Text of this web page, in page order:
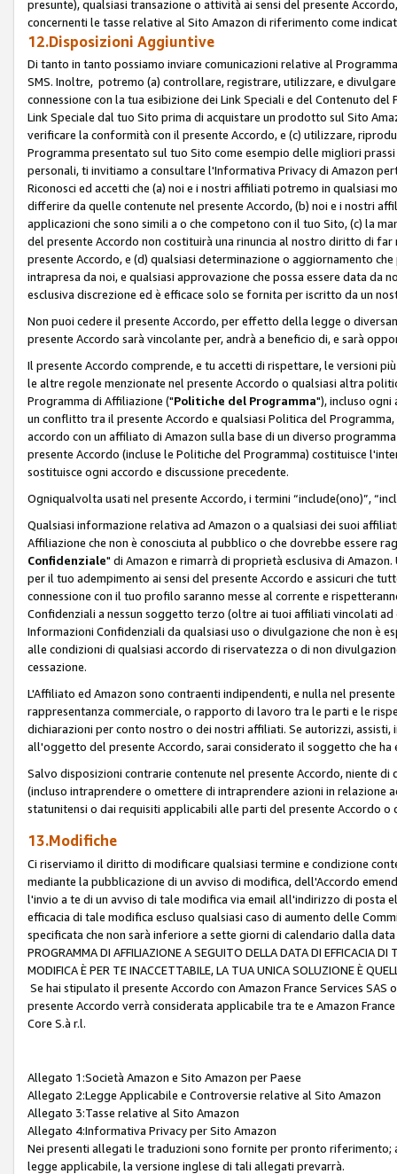
presunte), qualsiasi transazione o attività ai sensi del presente
concernenti le tasse relative al Sito Amazon di riferimento come
12.Disposizioni Aggiuntive
Di tanto in tanto possiamo inviare comunicazioni relative al
SMS. Inoltre, potremo (a) controllare, registrare, utilizzare, e
connessione con la tua esibizione dei Link Speciali e del Contenuto
Link Speciale dal tuo Sito prima di acquistare un prodotto sul Sito
verificare la conformità con il presente Accordo, e (c) utilizzare,
Programma presentato sul tuo Sito come esempio delle migliori
personali, ti invitiamo a consultare l'Informativa Privacy di Amazon
Riconosci ed accetti che (a) noi e i nostri affiliati potremo in qualsiasi
differire da quelle contenute nel presente Accordo, (b) noi e i nostri
applicazioni che sono simili a o che competono con il tuo Sito, (c) la
del presente Accordo non costituirà una rinuncia al nostro diritto di
presente Accordo, e (d) qualsiasi determinazione o aggiornamento
intrapresa da noi, e qualsiasi approvazione che possa essere data
esclusiva discrezione ed è efficace solo se fornita per iscritto da un
Non puoi cedere il presente Accordo, per effetto della legge o
presente Accordo sarà vincolante per, andrà a beneficio di, e sarà
Il presente Accordo comprende, e tu accetti di rispettare, le versioni
le altre regole menzionate nel presente Accordo o qualsiasi altra
Programma di Affiliazione ("Politiche del Programma"), incluso
un conflitto tra il presente Accordo e qualsiasi Politica del
accordo con un affiliato di Amazon sulla base di un diverso
presente Accordo (incluse le Politiche del Programma) costituisce
sostituisce ogni accordo e discussione precedente.
Ogniqualvolta usati nel presente Accordo, i termini “include(ono)”,
Qualsiasi informazione relativa ad Amazon o a qualsiasi dei suoi
Affiliazione che non è conosciuta al pubblico o che dovrebbe essere
Confidenziale" di Amazon e rimarrà di proprietà esclusiva di
per il tuo adempimento ai sensi del presente Accordo e assicuri che
connessione con il tuo profilo saranno messe al corrente e
Confidenziali a nessun soggetto terzo (oltre ai tuoi affiliati vincolati
Informazioni Confidenziali da qualsiasi uso o divulgazione che non è
alle condizioni di qualsiasi accordo di riservatezza o di non
cessazione.
L'Affiliato ed Amazon sono contraenti indipendenti, e nulla nel
rappresentanza commerciale, o rapporto di lavoro tra le parti e le
dichiarazioni per conto nostro o dei nostri affiliati. Se autorizzi,
all'oggetto del presente Accordo, sarai considerato il soggetto che
Salvo disposizioni contrarie contenute nel presente Accordo, niente
(incluso intraprendere o omettere di intraprendere azioni in relazione
statunitensi o dai requisiti applicabili alle parti del presente Accordo o
13.Modifiche
Ci riserviamo il diritto di modificare qualsiasi termine e condizione
mediante la pubblicazione di un avviso di modifica, dell'Accordo
l'invio a te di un avviso di tale modifica via email all'indirizzo di
efficacia di tale modifica escluso qualsiasi caso di aumento delle
specificata che non sarà inferiore a sette giorni di calendario dalla data
PROGRAMMA DI AFFILIAZIONE A SEGUITO DELLA DATA DI EFFICACIA
MODIFICA È PER TE INACCETTABILE, LA TUA UNICA SOLUZIONE È
Se hai stipulato il presente Accordo con Amazon France Services
presente Accordo verrà considerata applicabile tra te e Amazon
Core S.à r.l.
Allegato 1:Società Amazon e Sito Amazon per Paese
Allegato 2:Legge Applicabile e Controversie relative al Sito Amazon
Allegato 3:Tasse relative al Sito Amazon
Allegato 4:Informativa Privacy per Sito Amazon
Nei presenti allegati le traduzioni sono fornite per pronto riferimento;
legge applicabile, la versione inglese di tali allegati prevarrà.